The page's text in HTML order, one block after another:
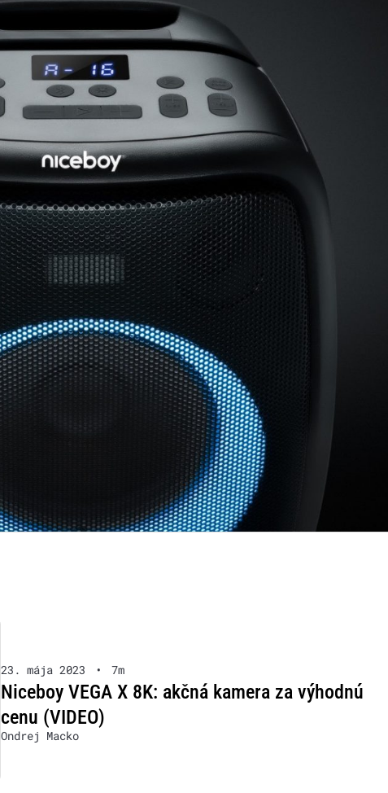
23. mája 2023 • 7m
Niceboy VEGA X 8K: akčná kamera za výhodnú
cenu (VIDEO)
Ondrej Macko